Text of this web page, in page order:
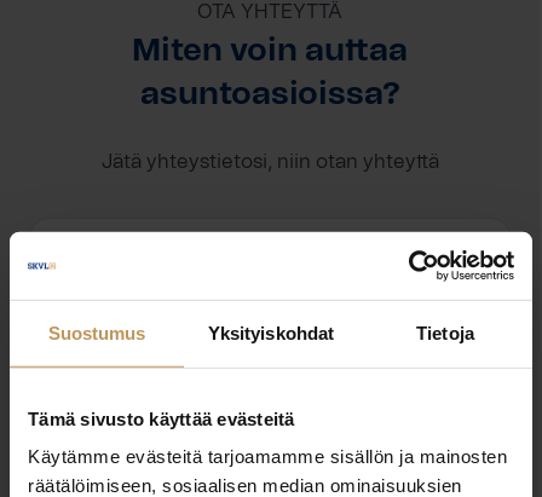
Suostumus Yksityiskohdat Tietoja
Tämä sivusto käyttää evästeitä
Käytämme evästeitä tarjoamamme sisällön ja mainosten
räätälöimiseen, sosiaalisen median ominaisuuksien
OTA YHTEYTTÄ
Miten voin auttaa
asuntoasioissa?
Jätä yhteystietosi, niin otan yhteyttä
"*" näyttää pakolliset kentät